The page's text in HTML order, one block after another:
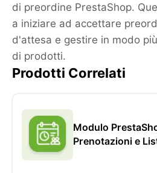
di preordine PrestaShop.
a iniziare ad accettare
d'attesa e gestire in modo
di prodotti.
Prodotti Correlati
Modulo
Prenotazioni e